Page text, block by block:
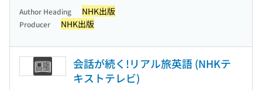
Author Heading NHK出版
Producer NHK出版
会話が続く!リアル旅英語 (NHKテ
キストテレビ)